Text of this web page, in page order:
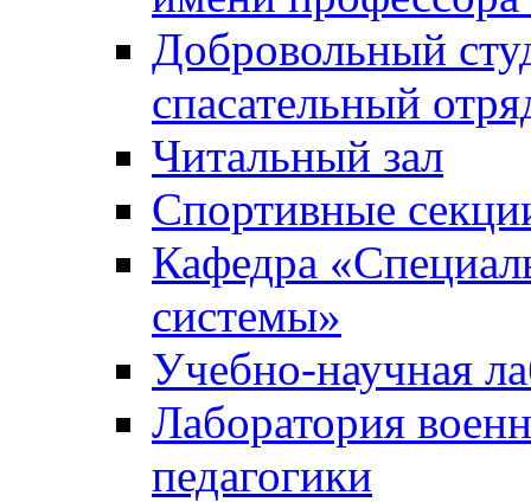
Добровольный
спасательный
Читальный зал
Спортивные
Кафедра
системы»
Учебно-научная
Лаборатория
педагогики